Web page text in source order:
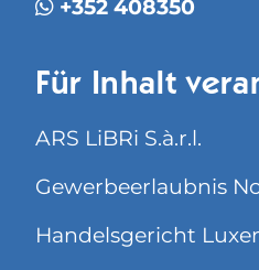
+352 408350
Für Inhalt
ARS LiBRi S.à.r.l.
Gewerbeerlaubnis
Handelsgericht